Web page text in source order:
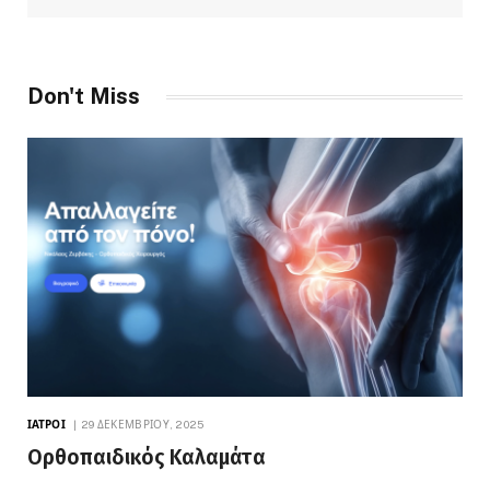
Don't Miss
ΙΑΤΡΟΊ 29 ΔΕΚΕΜΒΡΊΟΥ, 2025
Ορθοπαιδικός Καλαμάτα